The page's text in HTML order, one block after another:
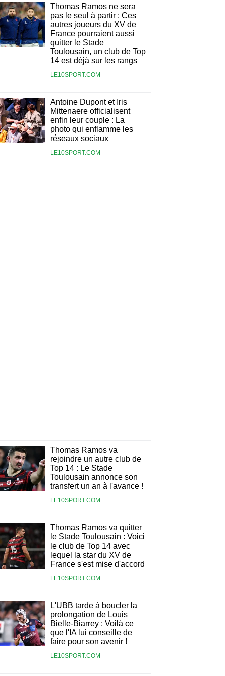
Thomas Ramos ne sera
pas le seul à partir : Ces
autres joueurs du XV de
France pourraient aussi
quitter le Stade
Toulousain, un club de Top
14 est déjà sur les rangs
LE10SPORT.COM
Antoine Dupont et Iris
Mittenaere officialisent
enfin leur couple : La
photo qui enflamme les
réseaux sociaux
LE10SPORT.COM
Thomas Ramos va
rejoindre un autre club de
Top 14 : Le Stade
Toulousain annonce son
transfert un an à l'avance !
LE10SPORT.COM
Thomas Ramos va quitter
le Stade Toulousain : Voici
le club de Top 14 avec
lequel la star du XV de
France s'est mise d'accord
LE10SPORT.COM
L'UBB tarde à boucler la
prolongation de Louis
Bielle-Biarrey : Voilà ce
que l'IA lui conseille de
faire pour son avenir !
LE10SPORT.COM